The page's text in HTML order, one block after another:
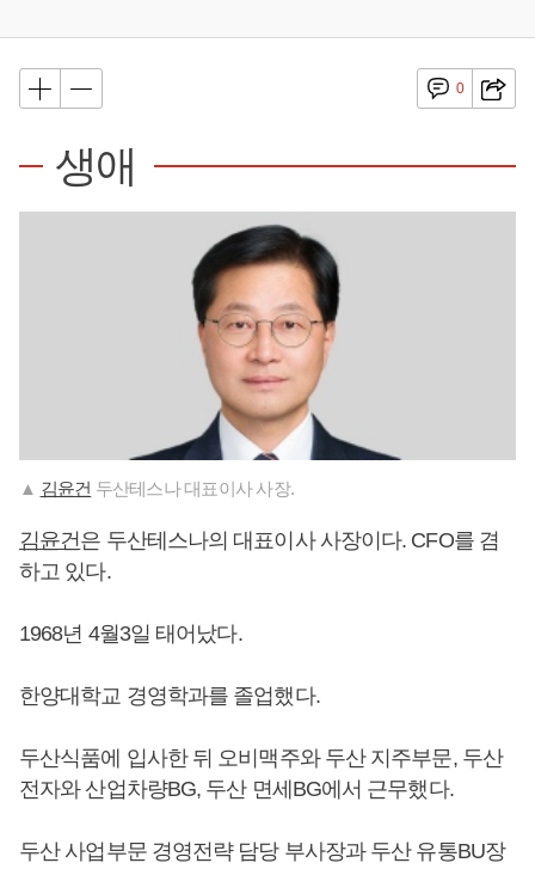
0
생애
▲ 김윤건 두산테스나 대표이사 사장.
김윤건은 두산테스나의 대표이사 사장이다. CFO를 겸
하고 있다.
1968년 4월3일 태어났다.
한양대학교 경영학과를 졸업했다.
두산식품에 입사한 뒤 오비맥주와 두산 지주부문, 두산
전자와 산업차량BG, 두산 면세BG에서 근무했다.
두산 사업부문 경영전략 담당 부사장과 두산 유통BU장